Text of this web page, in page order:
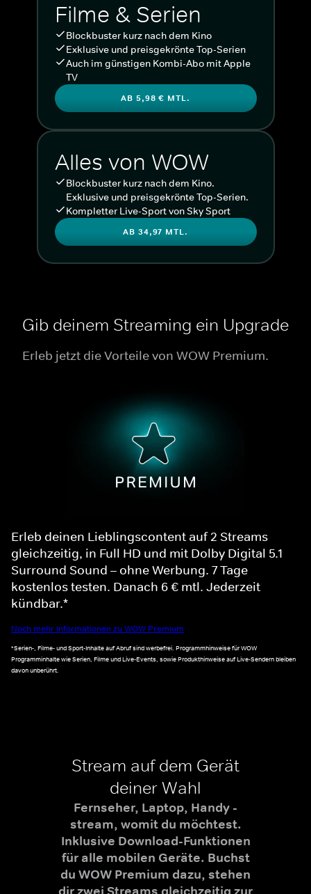
Filme & Serien
Blockbuster kurz nach dem Kino
Exklusive und preisgekrönte Top-Serien
Auch im günstigen Kombi-Abo mit Apple
TV
AB 5,98 € MTL.
Alles von WOW
Blockbuster kurz nach dem Kino.
Exklusive und preisgekrönte Top-Serien.
Kompletter Live-Sport von Sky Sport
AB 34,97 MTL.
Gib deinem Streaming ein Upgrade
Erleb jetzt die Vorteile von WOW Premium.
Erleb deinen Lieblingscontent auf 2 Streams
gleichzeitig, in Full HD und mit Dolby Digital 5.1
Surround Sound – ohne Werbung. 7 Tage
kostenlos testen. Danach 6 € mtl. Jederzeit
kündbar.*
Noch mehr Informationen zu WOW Premium
*Serien-, Filme- und Sport-Inhalte auf Abruf sind werbefrei. Programmhinweise für WOW
Programminhalte wie Serien, Filme und Live-Events, sowie Produkthinweise auf Live-Sendern bleiben
davon unberührt.
Stream auf dem Gerät
deiner Wahl
Fernseher, Laptop, Handy -
stream, womit du möchtest.
Inklusive Download-Funktionen
für alle mobilen Geräte. Buchst
du WOW Premium dazu, stehen